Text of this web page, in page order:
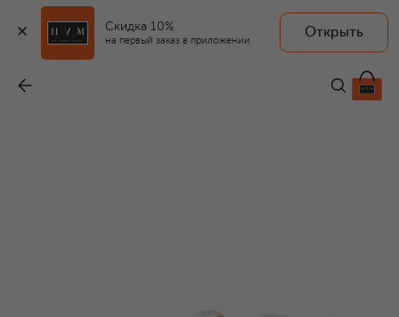
Скидка 10%
на первый заказ в приложении
Открыть
16 150 ₽